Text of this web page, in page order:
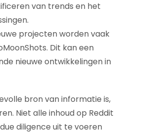
van trends en het
projecten worden vaak
Dit kan een
nieuwe ontwikkelingen in
bron van informatie is,
Niet alle inhoud op Reddit
diligence uit te voeren